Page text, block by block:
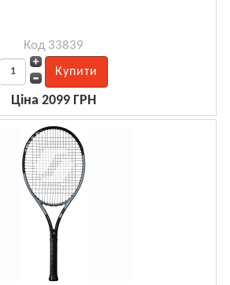
Код 33839
Ціна 2099 ГРН